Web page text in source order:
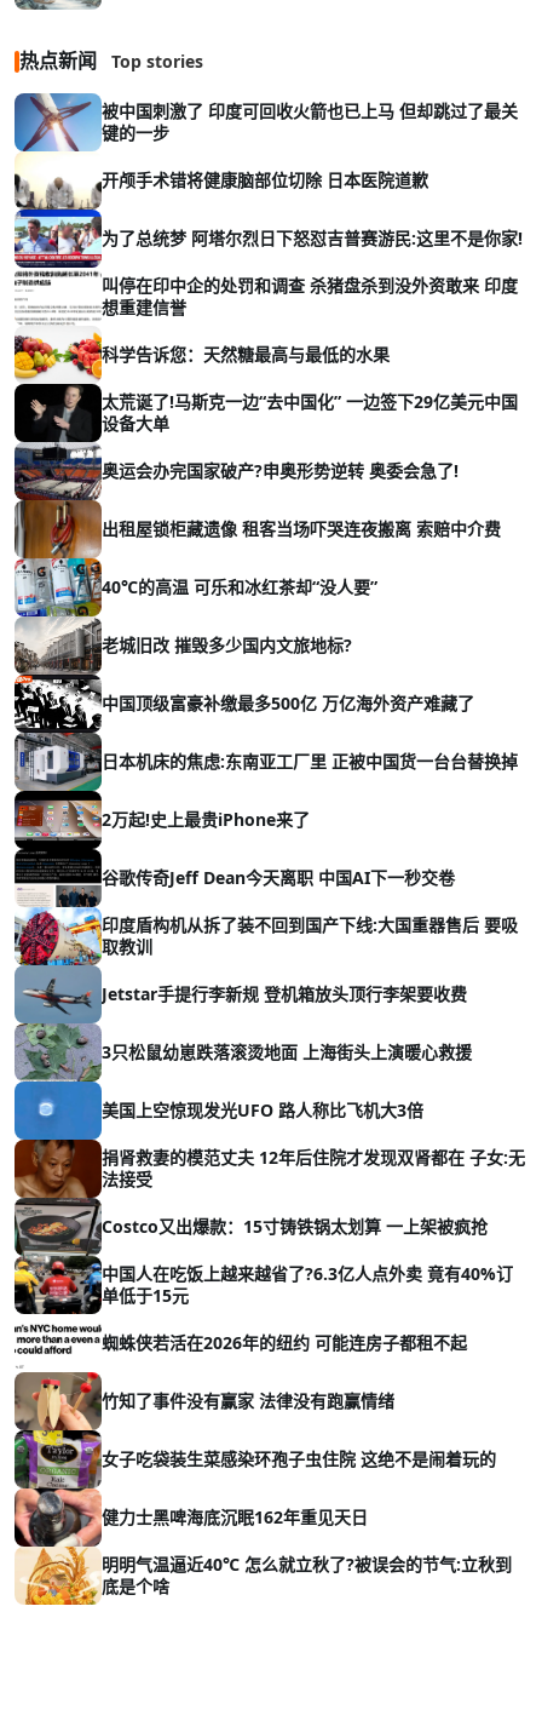
热点新闻 Top stories
被中国刺激了 印度可回收火箭也已上马 但却跳过了最关
键的一步
开颅手术错将健康脑部位切除 日本医院道歉
为了总统梦 阿塔尔烈日下怒怼吉普赛游民:这里不是你家!
叫停在印中企的处罚和调查 杀猪盘杀到没外资敢来 印度
想重建信誉
科学告诉您：天然糖最高与最低的水果
太荒诞了!马斯克一边“去中国化” 一边签下29亿美元中国
设备大单
奥运会办完国家破产?申奥形势逆转 奥委会急了!
出租屋锁柜藏遗像 租客当场吓哭连夜搬离 索赔中介费
40℃的高温 可乐和冰红茶却“没人要”
老城旧改 摧毁多少国内文旅地标?
中国顶级富豪补缴最多500亿 万亿海外资产难藏了
日本机床的焦虑:东南亚工厂里 正被中国货一台台替换掉
2万起!史上最贵iPhone来了
谷歌传奇Jeff Dean今天离职 中国AI下一秒交卷
印度盾构机从拆了装不回到国产下线:大国重器售后 要吸
取教训
Jetstar手提行李新规 登机箱放头顶行李架要收费
3只松鼠幼崽跌落滚烫地面 上海街头上演暖心救援
美国上空惊现发光UFO 路人称比飞机大3倍
捐肾救妻的模范丈夫 12年后住院才发现双肾都在 子女:无
法接受
Costco又出爆款：15寸铸铁锅太划算 一上架被疯抢
中国人在吃饭上越来越省了?6.3亿人点外卖 竟有40%订
单低于15元
蜘蛛侠若活在2026年的纽约 可能连房子都租不起
竹知了事件没有赢家 法律没有跑赢情绪
女子吃袋装生菜感染环孢子虫住院 这绝不是闹着玩的
健力士黑啤海底沉眠162年重见天日
明明气温逼近40℃ 怎么就立秋了?被误会的节气:立秋到
底是个啥